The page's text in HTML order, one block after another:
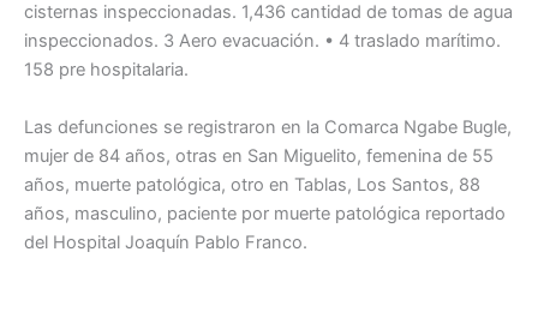
cisternas inspeccionadas. 1,436 cantidad de tomas de agua
inspeccionados. 3 Aero evacuación. • 4 traslado marítimo.
158 pre hospitalaria.
Las defunciones se registraron en la Comarca Ngabe Bugle,
mujer de 84 años, otras en San Miguelito, femenina de 55
años, muerte patológica, otro en Tablas, Los Santos, 88
años, masculino, paciente por muerte patológica reportado
del Hospital Joaquín Pablo Franco.